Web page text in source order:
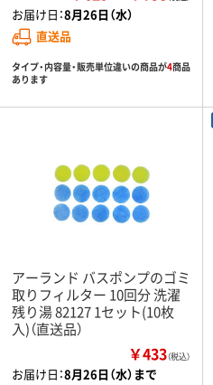
お届け日：8月26日（水）
直送品
タイプ・内容量・販売単位違いの商品が4商品
あります
アーランド バスポンプのゴミ
取りフィルター 10回分 洗濯
残り湯 82127 1セット(10枚
入)（直送品）
￥433（税込）
お届け日：8月26日（水）まで